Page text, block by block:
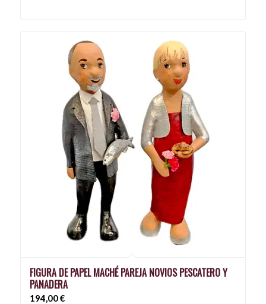
FIGURA DE PAPEL MACHÉ PAREJA NOVIOS PESCATERO Y
PANADERA
194,00€